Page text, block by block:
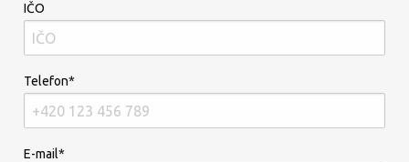
IČO
Telefon*
E-mail*